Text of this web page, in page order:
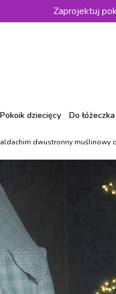
Zaprojektuj
Pokoik dziecięcy Do łóżeczka
dwustronny muślinowy